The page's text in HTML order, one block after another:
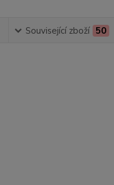
Související zboží 50